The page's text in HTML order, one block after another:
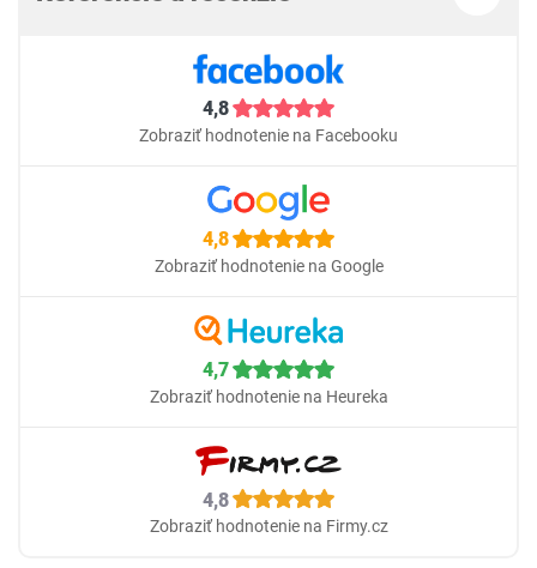
4,8
Zobraziť hodnotenie na Facebooku
4,8
Zobraziť hodnotenie na Google
4,7
Zobraziť hodnotenie na Heureka
4,8
Zobraziť hodnotenie na Firmy.cz